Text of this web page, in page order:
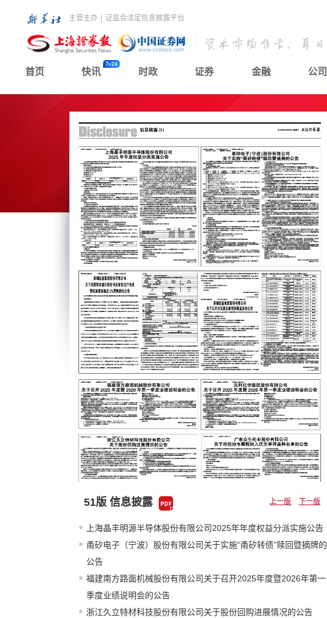
主管主办 证监会法定信息披露平台
首页 快讯 时政 证券 金融 公司
51版 信息披露 上一版 下一版
上海晶丰明源半导体股份有限公司2025年年度权益分派实施公告
甬矽电子（宁波）股份有限公司关于实施“甬矽转债”赎回暨摘牌的
公告
福建南方路面机械股份有限公司关于召开2025年度暨2026年第一
季度业绩说明会的公告
浙江久立特材科技股份有限公司关于股份回购进展情况的公告